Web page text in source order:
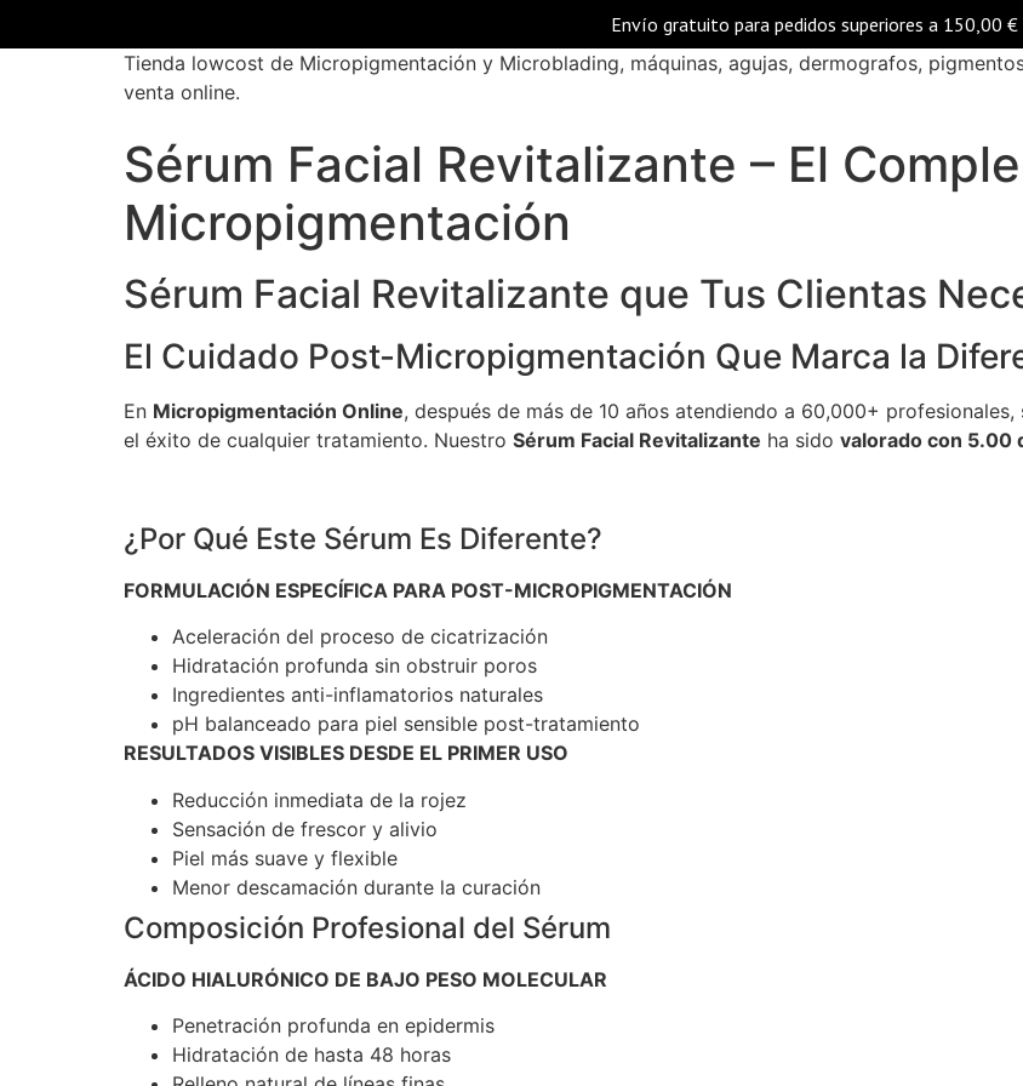
Tienda lowcost de Micropigmentación y Microblading, máquinas, agujas, dermografos,
venta online.
Sérum Facial Revitalizante – El
Micropigmentación
Sérum Facial Revitalizante que Tus Clientas
El Cuidado Post-Micropigmentación Que Marca la
En Micropigmentación Online, después de más de 10 años atendiendo a 60,000+ profesionales,
el éxito de cualquier tratamiento. Nuestro Sérum Facial Revitalizante ha sido valorado con 5.00
¿Por Qué Este Sérum Es Diferente?
FORMULACIÓN ESPECÍFICA PARA POST-MICROPIGMENTACIÓN
Aceleración del proceso de cicatrización
Hidratación profunda sin obstruir poros
Ingredientes anti-inflamatorios naturales
pH balanceado para piel sensible post-tratamiento
RESULTADOS VISIBLES DESDE EL PRIMER USO
Reducción inmediata de la rojez
Sensación de frescor y alivio
Piel más suave y flexible
Menor descamación durante la curación
Composición Profesional del Sérum
ÁCIDO HIALURÓNICO DE BAJO PESO MOLECULAR
Penetración profunda en epidermis
Hidratación de hasta 48 horas
Envío gratuito para pedidos superiores a 150,00 €